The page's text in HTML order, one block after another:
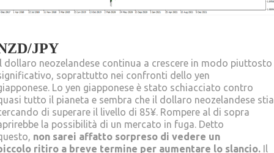
JPY
dollaro neozelandese continua a crescere in modo piuttosto
soprattutto nei confronti dello yen
Lo yen giapponese è stato schiacciato contro
tutto il pianeta e sembra che il dollaro neozelandese stia
di superare il livello di 85¥. Rompere al di sopra
la possibilità di un mercato in fuga. Detto
non sarei affatto sorpreso di vedere un
ritiro a breve termine per aumentare lo slancio. Il